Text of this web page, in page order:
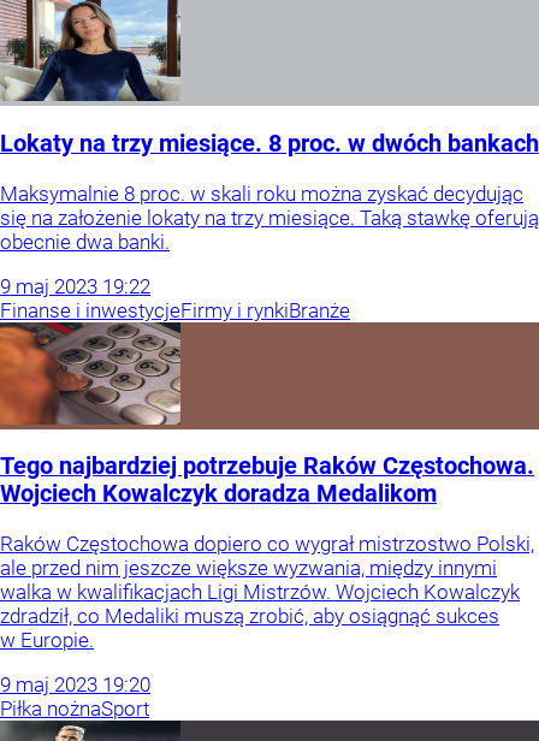
Lokaty na trzy miesiące. 8 proc. w dwóch bankach
Maksymalnie 8 proc. w skali roku można zyskać decydując
się na założenie lokaty na trzy miesiące. Taką stawkę oferują
obecnie dwa banki.
9 maj 2023 19:22
Finanse i inwestycjeFirmy i rynkiBranże
Tego najbardziej potrzebuje Raków Częstochowa.
Wojciech Kowalczyk doradza Medalikom
Raków Częstochowa dopiero co wygrał mistrzostwo Polski,
ale przed nim jeszcze większe wyzwania, między innymi
walka w kwalifikacjach Ligi Mistrzów. Wojciech Kowalczyk
zdradził, co Medaliki muszą zrobić, aby osiągnąć sukces
w Europie.
9 maj 2023 19:20
Piłka nożnaSport